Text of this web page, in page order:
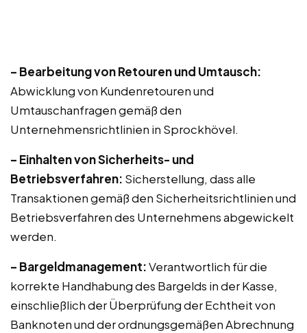
– Bearbeitung von Retouren und Umtausch:
Abwicklung von Kundenretouren und
Umtauschanfragen gemäß den
Unternehmensrichtlinien in Sprockhövel.
– Einhalten von Sicherheits- und
Betriebsverfahren: Sicherstellung, dass alle
Transaktionen gemäß den Sicherheitsrichtlinien und
Betriebsverfahren des Unternehmens abgewickelt
werden.
– Bargeldmanagement:Verantwortlich für die
korrekte Handhabung des Bargelds in der Kasse,
einschließlich der Überprüfung der Echtheit von
Banknoten und der ordnungsgemäßen Abrechnung